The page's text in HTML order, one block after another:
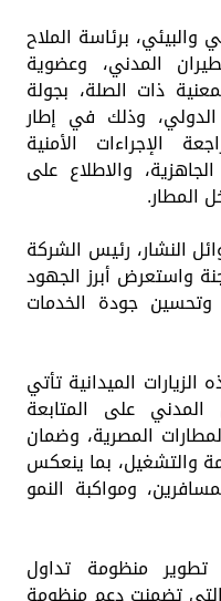
والبيئي، برئاسة الملاح
المدني، وعضوية
ذات الصلة، بجولة
وذلك في إطار
الإجراءات الأمنية
والاطلاع على
المطار.
النشار، رئيس الشركة
واستعرض أبرز الجهود
وتحسين جودة الخدمات
الميدانية تأتي
على المتابعة
المصرية، وضمان
والتشغيل، بما ينعكس
ومواكبة النمو
تطوير منظومة تداول